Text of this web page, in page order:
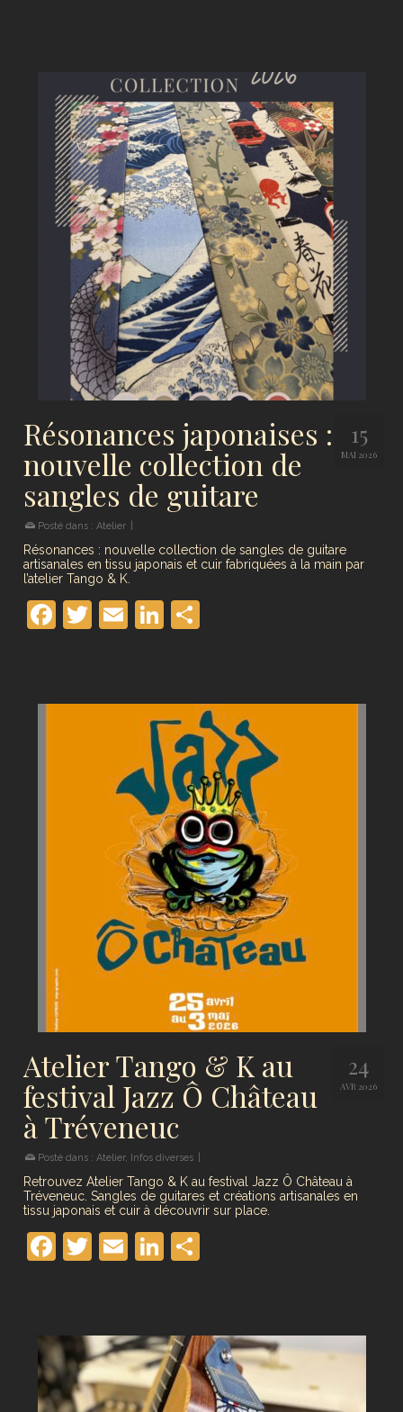
15
MAI 2026
Résonances japonaises :
nouvelle collection de
sangles de guitare
Posté dans : Atelier
Résonances : nouvelle collection de sangles de guitare
artisanales en tissu japonais et cuir fabriquées à la main par
l’atelier Tango & K.
Facebook
Twitter
EmailLinkedIn
24
AVR 2026
Atelier Tango & K au
festival Jazz Ô Château
à Tréveneuc
Posté dans : Atelier, Infos diverses
Retrouvez Atelier Tango & K au festival Jazz Ô Château à
Tréveneuc. Sangles de guitares et créations artisanales en
tissu japonais et cuir à découvrir sur place.
Facebook
Twitter
EmailLinkedIn